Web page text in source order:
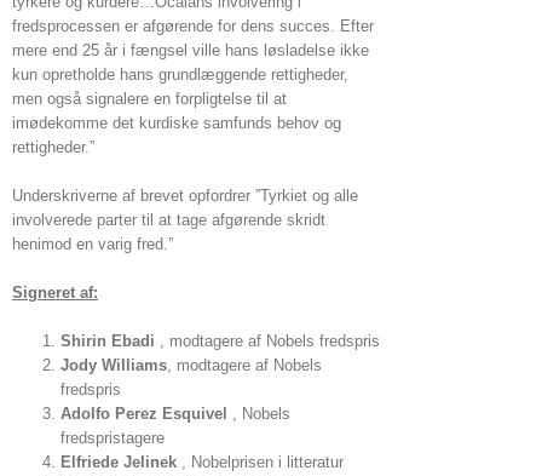
fredsprocessen er afgørende for dens succes. Efter
mere end 25 år i fængsel ville hans løsladelse ikke
kun opretholde hans grundlæggende rettigheder,
men også signalere en forpligtelse til at
imødekomme det kurdiske samfunds behov og
rettigheder.”
Underskriverne af brevet opfordrer ”Tyrkiet og alle
involverede parter til at tage afgørende skridt
henimod en varig fred.”
Signeret af:
Shirin Ebadi , modtagere af Nobels fredspris
Jody Williams, modtagere af Nobels
fredspris
Adolfo Perez Esquivel , Nobels
fredspristagere
Elfriede Jelinek , Nobelprisen i litteratur